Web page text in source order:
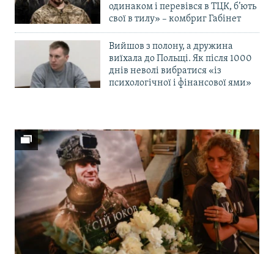
одинаком і перевівся в ТЦК, б’ють
свої в тилу» – комбриг Габінет
Вийшов з полону, а дружина
виїхала до Польщі. Як після 1000
днів неволі вибратися «із
психологічної і фінансової ями»